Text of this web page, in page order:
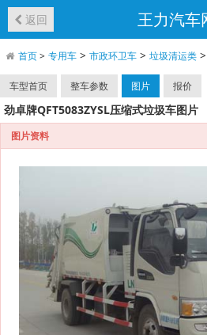
返回 王力汽车
首页> 专用车> 市政环卫车> 垃圾清运类>
车型首页 整车参数 图片 报价
劲卓牌QFT5083ZYSL压缩式垃圾车图片
图片资料